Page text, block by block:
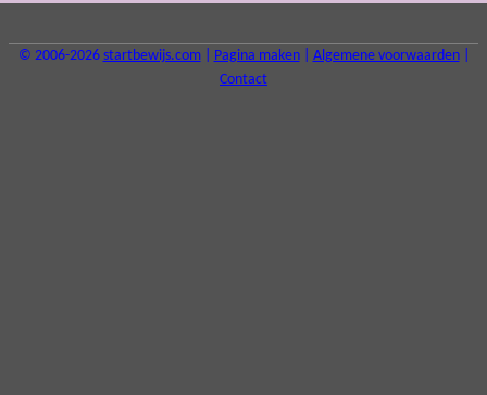
© 2006-2026 startbewijs.com| Pagina maken| Algemene voorwaarden|
Contact